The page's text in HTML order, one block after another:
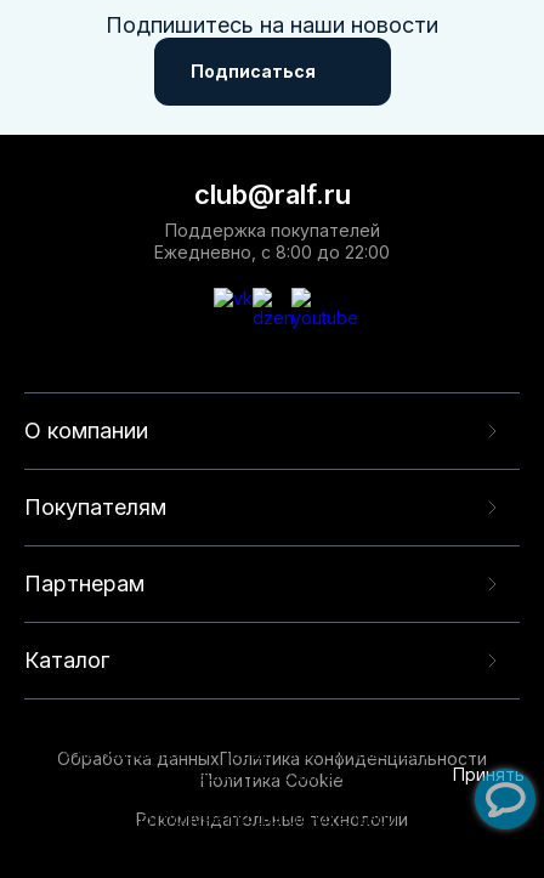
Подпишитесь на наши новости
Подписаться
О компании
Покупателям
Партнерам
Каталог
club@ralf.ru
Поддержка покупателей
Ежедневно, с 8:00 до 22:00
Обработка данныхПолитика конфиденциальности
Политика Cookie
Рекомендательные технологии
опыта на нашем сайте. Продолжая использовать
данный сайт, вы соглашаетесь с использованием
технологий. Для получения дополнительной
Принять